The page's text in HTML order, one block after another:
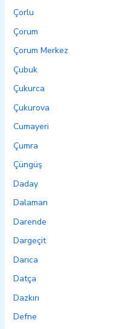
Çorlu
Çorum
Çorum Merkez
Çubuk
Çukurca
Çukurova
Cumayeri
Çumra
Çüngüş
Daday
Dalaman
Darende
Dargeçit
Darıca
Datça
Dazkırı
Defne